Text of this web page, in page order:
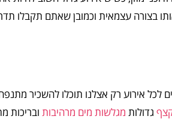
בצורה עצמאית וכמובן שאתם תקבלו
אירוע רק אצלנו תוכלו להשכיר
גדולות מגלשות מים מרהיבות ובריכות